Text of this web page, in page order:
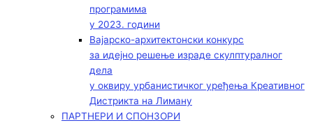
програмима
у 2023. години
Вајарско-архитектонски конкурс
за идејно решење израде скулптуралног
дела
у оквиру урбанистичког уређења Креативног
Дистрикта на Лиману
ПАРТНЕРИ И СПОНЗОРИ